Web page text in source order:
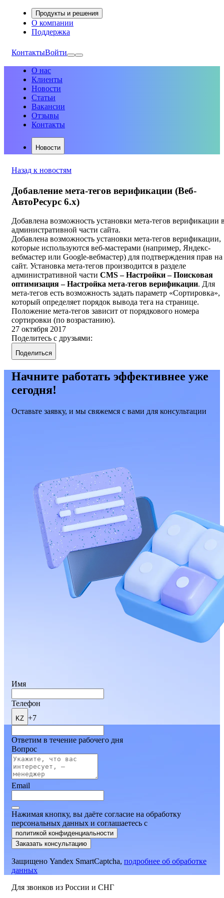
Продукты и решения
О компании
Поддержка
КонтактыВойти
О нас
Клиенты
Новости
Статьи
Вакансии
Отзывы
Контакты
Новости
Назад к новостям
Добавление мета-тегов верификации (Веб-
АвтоРесурс 6.х)
Добавлена возможность установки мета-тегов верификации
административной части сайта.
Добавлена возможность установки мета-тегов верификации,
которые используются веб-мастерами (например, Яндекс-
вебмастер или Google-вебмастер) для подтверждения прав на
сайт. Установка мета-тегов производится в разделе
административной части CMS – Настройки – Поисковая
оптимизация – Настройка мета-тегов верификации. Для
мета-тегов есть возможность задать параметр «Сортировка»,
который определяет порядок вывода тега на странице.
Положение мета-тегов зависит от порядкового номера
сортировки (по возрастанию).
27 октября 2017
Поделитесь с друзьями:
Поделиться
Начните работать эффективнее уже
сегодня!
Оставьте заявку, и мы свяжемся с вами для консультации
Имя
Телефон
KZ +7
Ответим в течение рабочего дня
Вопрос
Email
Нажимая кнопку, вы даёте согласие на обработку
персональных данных и соглашаетесь c
политикой конфиденциальности
Заказать консультацию
Защищено Yandex SmartCaptcha, подробнее об обработке
данных
Для звонков из России и СНГ